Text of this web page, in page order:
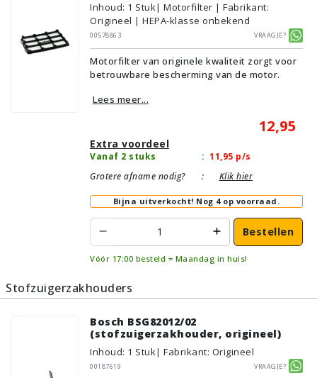
Inhoud: 1 Stuk| Motorfilter | Fabrikant:
Origineel | HEPA-klasse onbekend
00578863
Vraagje?
Motorfilter van originele kwaliteit zorgt voor
betrouwbare bescherming van de motor.
Lees meer...
12,95
Extra voordeel
Vanaf 2 stuks : 11,95 p/s
Grotere afname nodig?
: Klik hier
Bijna uitverkocht! Nog 4 op voorraad.
Bestellen
Vóór 17:00 besteld = Maandag in huis!
Stofzuigerzakhouders
Bosch BSG82012/02
(stofzuigerzakhouder, origineel)
Inhoud: 1 Stuk| Fabrikant: Origineel
00187619
Vraagje?